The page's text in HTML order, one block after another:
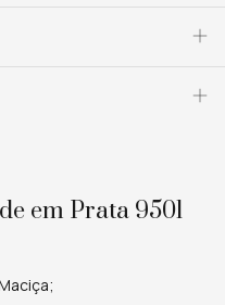
em Prata 950l